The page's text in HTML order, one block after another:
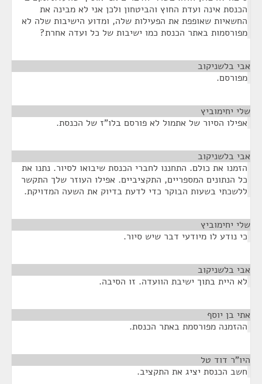
הכנסת אינה ועדת החוץ והביטחון ולכן אני לא מבינה את
החשאיות שאופפת את הפעילות שלה, ומדוע הישיבות שלה לא
מפורסמות באתר הכנסת כמו ישיבות של כל ועדה אחרת?
אבי בלשניקוב
מפורסם.
שלי יחימוביץ
אפילו הסיור של אתמול לא פורסם בלו"ז של הכנסת.
אבי בלשניקוב
הזמנו את כולם. התחננו לחברי הכנסת שיבואו לסיור. נתנו את
כל הנתונים המספריים, התקציביים. אפילו העוזר שלך התקשר
ללשכתי בשעות הבוקר כדי לדעת בדיוק את השעה המדויקת.
שלי יחימוביץ
כי נודע לו מיודעי דבר שיש סיור.
אבי בלשניקוב
לא היית בתוך ישיבת הוועדה. זו הסיבה.
אתי בן יוסף
ההזמנה מפורסמת באתר הכנסת.
היו"ר דוד טל
חשב הכנסת יציג את התקציב.